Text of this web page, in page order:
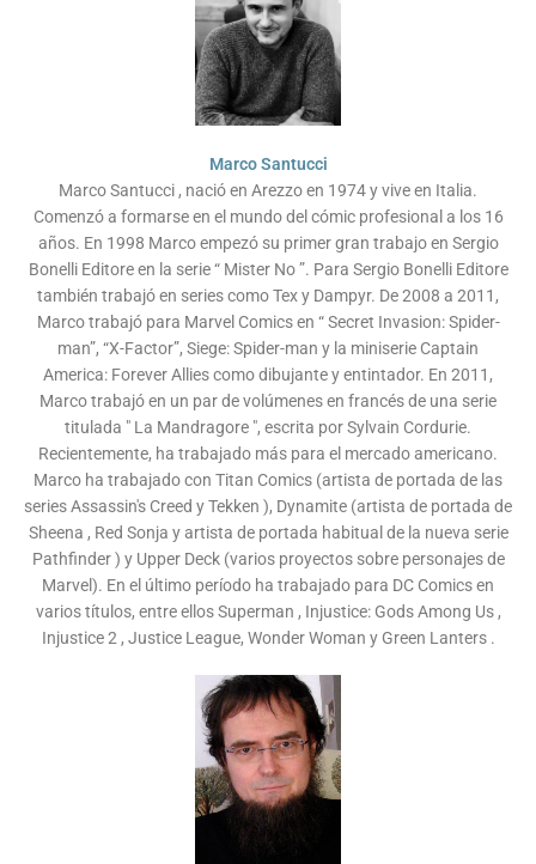
Marco Santucci
Marco Santucci , nació en Arezzo en 1974 y vive en Italia.
Comenzó a formarse en el mundo del cómic profesional a los 16
años. En 1998 Marco empezó su primer gran trabajo en Sergio
Bonelli Editore en la serie “ Mister No ”. Para Sergio Bonelli Editore
también trabajó en series como Tex y Dampyr. De 2008 a 2011,
Marco trabajó para Marvel Comics en “ Secret Invasion: Spider-
man”, “X-Factor”, Siege: Spider-man y la miniserie Captain
America: Forever Allies como dibujante y entintador. En 2011,
Marco trabajó en un par de volúmenes en francés de una serie
titulada " La Mandragore ", escrita por Sylvain Cordurie.
Recientemente, ha trabajado más para el mercado americano.
Marco ha trabajado con Titan Comics (artista de portada de las
series Assassin's Creed y Tekken ), Dynamite (artista de portada de
Sheena , Red Sonja y artista de portada habitual de la nueva serie
Pathfinder ) y Upper Deck (varios proyectos sobre personajes de
Marvel). En el último período ha trabajado para DC Comics en
varios títulos, entre ellos Superman , Injustice: Gods Among Us ,
Injustice 2 , Justice League, Wonder Woman y Green Lanters .